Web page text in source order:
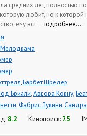
средних лет, полностью
любит, но к которой
ему вст…подробнее…
Мелодрама
,Барбет Шрёдер
Бриали,Аврора Корну,
,Фабрис Лукини,
8.2 Кинопоиск: 7.5